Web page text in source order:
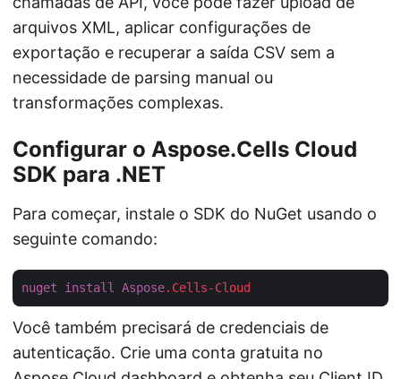
arquivos XML, aplicar configurações de
exportação e recuperar a saída CSV sem a
necessidade de parsing manual ou
transformações complexas.
Configurar o Aspose.Cells Cloud
SDK para .NET
Para começar, instale o SDK do NuGet usando o
seguinte comando:
nuget install Aspose.Cells-Cloud
Você também precisará de credenciais de
autenticação. Crie uma conta gratuita no